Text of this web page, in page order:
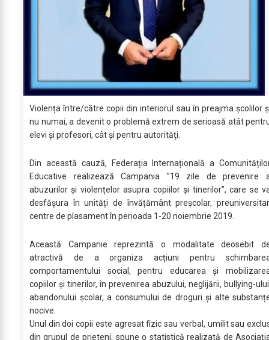
Violența între/către copii din interiorul sau în preajma şcolilor
nu numai, a devenit o problemă extrem de serioasă atât
elevi şi profesori, cât şi pentru autorităţi.
Din această cauză, Federația Internațională a
Educative realizează Campania ”19 zile de prevenire
abuzurilor și violențelor asupra copiilor și tinerilor”, care se
desfășura în unități de învățământ preșcolar,
centre de plasament în perioada 1-20 noiembrie 2019.
Această Campanie reprezintă o modalitate deosebit
atractivă de a organiza acțiuni pentru
comportamentului social, pentru educarea și
copiilor și tinerilor, în prevenirea abuzului, neglijării, bullying-
abandonului școlar, a consumului de droguri și alte
nocive.
Unul din doi copii este agresat fizic sau verbal, umilit sau
din grupul de prieteni, spune o statistică realizată de